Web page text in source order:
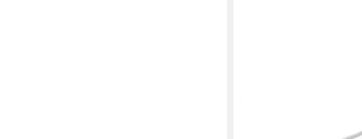
Klemmleuchte